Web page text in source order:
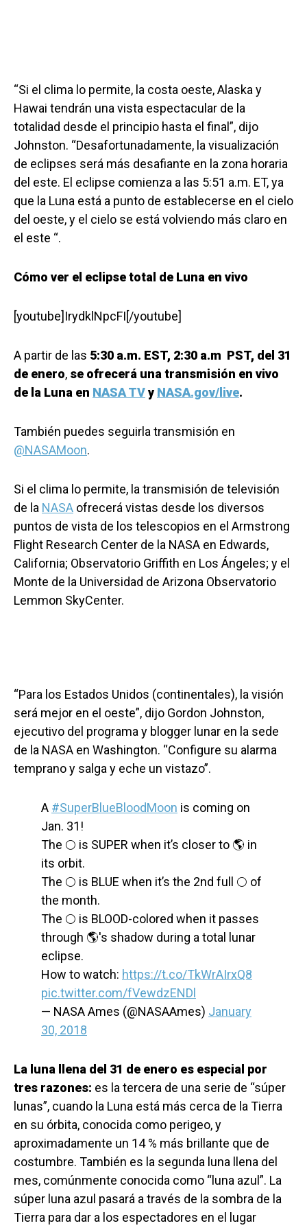
“Si el clima lo permite, la costa oeste, Alaska y
Hawai tendrán una vista espectacular de la
totalidad desde el principio hasta el final”, dijo
Johnston. “Desafortunadamente, la visualización
de eclipses será más desafiante en la zona horaria
del este. El eclipse comienza a las 5:51 a.m. ET, ya
que la Luna está a punto de establecerse en el cielo
del oeste, y el cielo se está volviendo más claro en
el este “.
Cómo ver el eclipse total de Luna en vivo
[youtube]IrydklNpcFI[/youtube]
A partir de las 5:30 a.m. EST, 2:30 a.m PST, del 31
de enero, se ofrecerá una transmisión en vivo
de la Luna en NASA TVy NASA.gov/live.
También puedes seguirla transmisión en
@NASAMoon.
Si el clima lo permite, la transmisión de televisión
de la NASA ofrecerá vistas desde los diversos
puntos de vista de los telescopios en el Armstrong
Flight Research Center de la NASA en Edwards,
California; Observatorio Griffith en Los Ángeles; y el
Monte de la Universidad de Arizona Observatorio
Lemmon SkyCenter.
“Para los Estados Unidos (continentales), la visión
será mejor en el oeste”, dijo Gordon Johnston,
ejecutivo del programa y blogger lunar en la sede
de la NASA en Washington. “Configure su alarma
temprano y salga y eche un vistazo”.
A #SuperBlueBloodMoon is coming on
Jan. 31!
The 🌕 is SUPER when it’s closer to 🌎 in
its orbit.
The 🌕 is BLUE when it’s the 2nd full 🌕 of
the month.
The 🌕 is BLOOD-colored when it passes
through 🌎's shadow during a total lunar
eclipse.
How to watch: https://t.co/TkWrAIrxQ8
pic.twitter.com/fVewdzENDl
— NASA Ames (@NASAAmes) January
30, 2018
La luna llena del 31 de enero es especial por
tres razones: es la tercera de una serie de “súper
lunas”, cuando la Luna está más cerca de la Tierra
en su órbita, conocida como perigeo, y
aproximadamente un 14 % más brillante que de
costumbre. También es la segunda luna llena del
mes, comúnmente conocida como “luna azul”. La
súper luna azul pasará a través de la sombra de la
Tierra para dar a los espectadores en el lugar